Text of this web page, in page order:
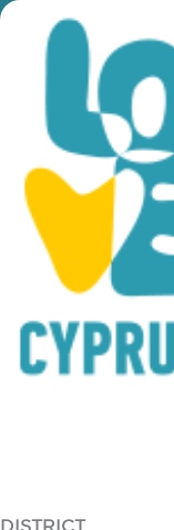
You are here: Home
TAVERNA
TAVERNA
DISTRICT